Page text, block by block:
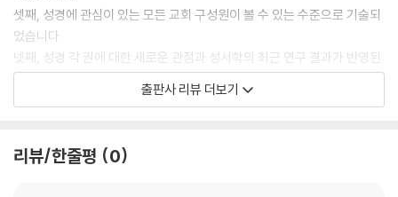
예언자 18,9-22 _172
도피 성읍 19,1-13 _174
경계 존중 19,14 _174
거짓 증언 19,15-21 _175
이방인들의 성읍 20,10-20 _176
여성 포로 21,10-14 _177
하실 것을 확신하는지 지파의 수장들을 시험하는 데 있었던 것 같다. 그러
한 시험을 위해서는 각 지파의 대표자들을 보내는 것이 중요했다.
--- p.80
그럼에도 수집가들은 ‘함무라비 법전’(기원전 1792-1750), ‘람세스 2세
을 통해 신명기가 성경의 배경이 된 주변 지역들과 오랫동안 문화적 교류
셋째, 성경에 관심이 있는 모든 교회 구성원이 볼 수 있는 수준으로 기술되
었습니다.
넷째, 성경 각 권에 대한 새로운 관점과 성서학의 최근 연구 결과가 반영된
최신판입니다.
민수기 입문과 주해
출판사 리뷰 더보기
리뷰/한줄평 0